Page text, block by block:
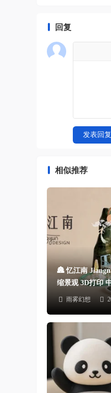
回复
发表回复
相似推荐
🏯 忆江南
缩景观 3D打印
雨雾幻想